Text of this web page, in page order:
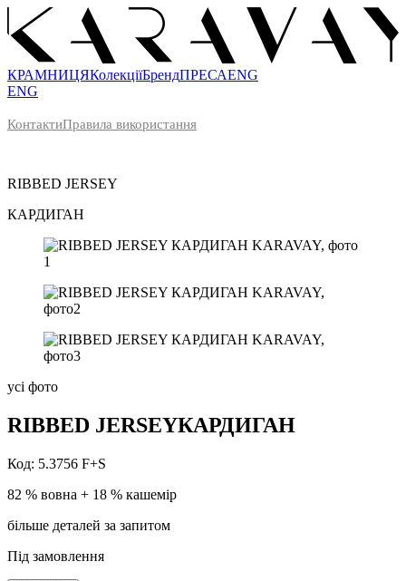
КРАМНИЦЯКолекціїБрендПРЕСАENG
ENG
КонтактиПравила використання
RIBBED JERSEY
КАРДИГАН
усі фото
RIBBED JERSEYКАРДИГАН
Код: 5.3756 F+S
82 % вовна + 18 % кашемір
більше деталей за запитом
Під замовлення